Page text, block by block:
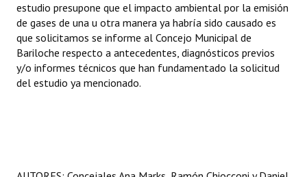
Huéspedes de Honor - Registro
Antiguos Pobladores - Registro
Reconocimientos - Registro
estudio presupone que el impacto ambiental por la emisión
de gases de una u otra manera ya habría sido causado es
que solicitamos se informe al Concejo Municipal de
Bariloche respecto a antecedentes, diagnósticos previos
y/o informes técnicos que han fundamentado la solicitud
del estudio ya mencionado.